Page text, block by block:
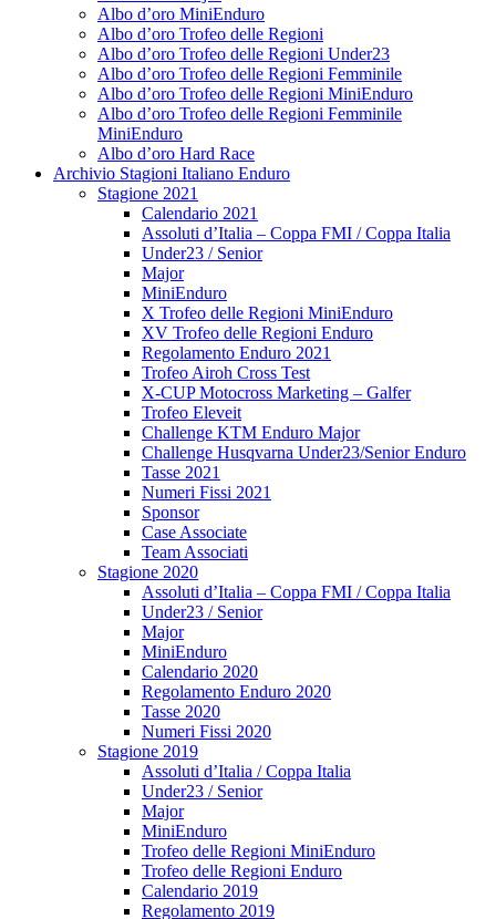
Albo d’oro MiniEnduro
Albo d’oro Trofeo delle Regioni
Albo d’oro Trofeo delle Regioni Under23
Albo d’oro Trofeo delle Regioni Femminile
Albo d’oro Trofeo delle Regioni MiniEnduro
Albo d’oro Trofeo delle Regioni Femminile
MiniEnduro
Albo d’oro Hard Race
Archivio Stagioni Italiano Enduro
Stagione 2021
Calendario 2021
Assoluti d’Italia – Coppa FMI / Coppa Italia
Under23 / Senior
Major
MiniEnduro
X Trofeo delle Regioni MiniEnduro
XV Trofeo delle Regioni Enduro
Regolamento Enduro 2021
Trofeo Airoh Cross Test
X-CUP Motocross Marketing – Galfer
Trofeo Eleveit
Challenge KTM Enduro Major
Challenge Husqvarna Under23/Senior Enduro
Tasse 2021
Numeri Fissi 2021
Sponsor
Case Associate
Team Associati
Stagione 2020
Assoluti d’Italia – Coppa FMI / Coppa Italia
Under23 / Senior
Major
MiniEnduro
Calendario 2020
Regolamento Enduro 2020
Tasse 2020
Numeri Fissi 2020
Stagione 2019
Assoluti d’Italia / Coppa Italia
Under23 / Senior
Major
MiniEnduro
Trofeo delle Regioni MiniEnduro
Trofeo delle Regioni Enduro
Calendario 2019
Regolamento 2019